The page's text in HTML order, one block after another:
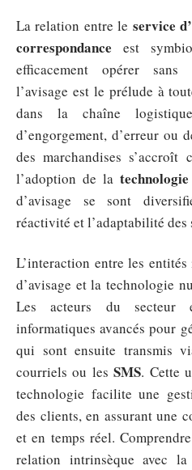
La relation entre le service
correspondance est
efficacement opérer sans
l’avisage est le prélude à
dans la chaîne
d’engorgement, d’erreur ou
des marchandises s’accroît
l’adoption de la
d’avisage se sont
réactivité et l’adaptabilité
L’interaction entre les
d’avisage et la technologie
Les acteurs du secteur
informatiques avancés pour
qui sont ensuite transmis
courriels ou lesSMS. Cette
technologie facilite une
des clients, en assurant une
et en temps réel.
relation intrinsèque avec